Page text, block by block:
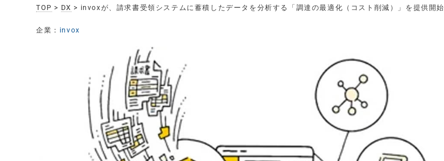
TOP > DX > invoxが、請求書受領システムに蓄積したデータを分析する「調達の最適化（コスト削減）」を提供開始
企業： invox